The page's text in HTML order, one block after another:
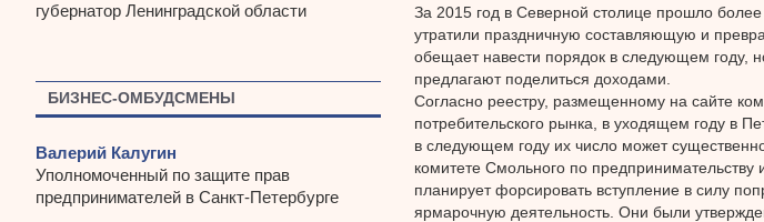
За 2015 год в Северной столице прошло
утратили праздничную составляющую и
обещает навести порядок в следующем году,
предлагают поделиться доходами.
Согласно реестру, размещенному на сайте
потребительского рынка, в уходящем году в
в следующем году их число может
комитете Смольного по предпринимательству
планирует форсировать вступление в силу
ярмарочную деятельность. Они были
губернатор Ленинградской области
БИЗНЕС-ОМБУДСМЕНЫ
Валерий Калугин
Уполномоченный по защите прав
предпринимателей в Санкт-Петербурге